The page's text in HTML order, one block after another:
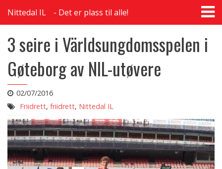
Nittedal IL Det er plass til alle!
3 seire i Världsungdomsspelen i
Gøteborg av NIL-utøvere
02/07/2016
Friidrett, friidrett, Nittedal IL